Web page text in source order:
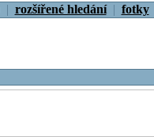
| rozšířené hledání| fotky